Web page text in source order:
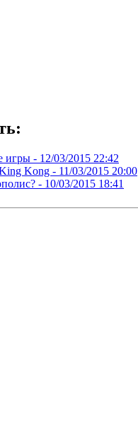
игры - 12/03/2015 22:42
Kong - 11/03/2015 20:00
- 10/03/2015 18:41